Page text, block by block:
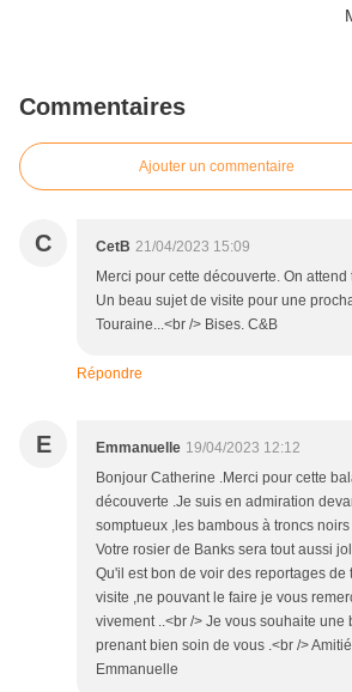
Commentaires
Ajouter un commentaire
C CetB 21/04/2023 15:09
Merci pour cette découverte. On
Un beau sujet de visite pour une
Touraine...<br /> Bises. C&B
Répondre
E Emmanuelle 19/04/2023 12:12
Bonjour Catherine .Merci pour cette
découverte .Je suis en admiration
somptueux ,les bambous à troncs
Votre rosier de Banks sera tout aussi
Qu'il est bon de voir des reportages de
visite ,ne pouvant le faire je vous
vivement ..<br /> Je vous souhaite une
prenant bien soin de vous .<br />
Emmanuelle